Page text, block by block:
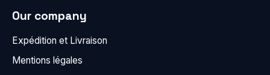
Our company
Expédition et Livraison
Mentions légales